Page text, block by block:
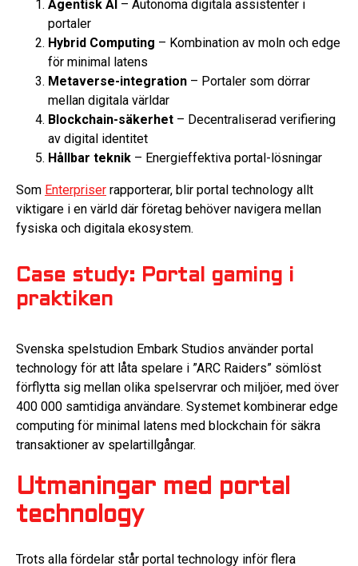
Agentisk AI – Autonoma digitala assistenter i
portaler
Hybrid Computing – Kombination av moln och edge
för minimal latens
Metaverse-integration – Portaler som dörrar
mellan digitala världar
Blockchain-säkerhet – Decentraliserad verifiering
av digital identitet
Hållbar teknik – Energieffektiva portal-lösningar
Som Enterpriser rapporterar, blir portal technology allt
viktigare i en värld där företag behöver navigera mellan
fysiska och digitala ekosystem.
Case study: Portal gaming i
praktiken
Svenska spelstudion Embark Studios använder portal
technology för att låta spelare i ”ARC Raiders” sömlöst
förflytta sig mellan olika spelservrar och miljöer, med över
400 000 samtidiga användare. Systemet kombinerar edge
computing för minimal latens med blockchain för säkra
transaktioner av spelartillgångar.
Utmaningar med portal
technology
Trots alla fördelar står portal technology inför flera